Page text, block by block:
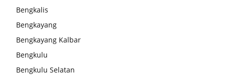
Bengkalis
Bengkayang
Bengkayang Kalbar
Bengkulu
Bengkulu Selatan